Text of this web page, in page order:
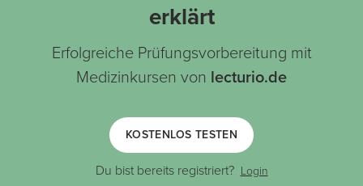
erklärt
Erfolgreiche Prüfungsvorbereitung mit
Medizinkursen von lecturio.de
KOSTENLOS TESTEN
Du bist bereits registriert? Login